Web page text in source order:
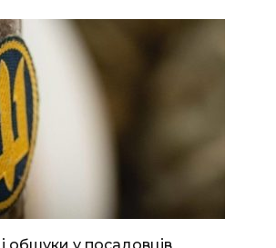
обшуки у посадовців